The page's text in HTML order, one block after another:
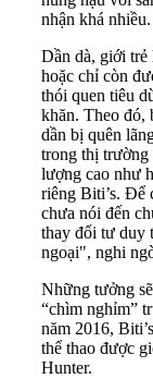
nhận khá nhiều.
Dần dà, giới trẻ
hoặc chỉ còn
thói quen tiêu
khăn. Theo đó,
dần bị quên
trong thị trường
lượng cao như
riêng Biti’s. Để
chưa nói đến
thay đổi tư duy
ngoại", nghi
Những tưởng
“chìm nghỉm”
năm 2016,
thể thao được
Hunter.